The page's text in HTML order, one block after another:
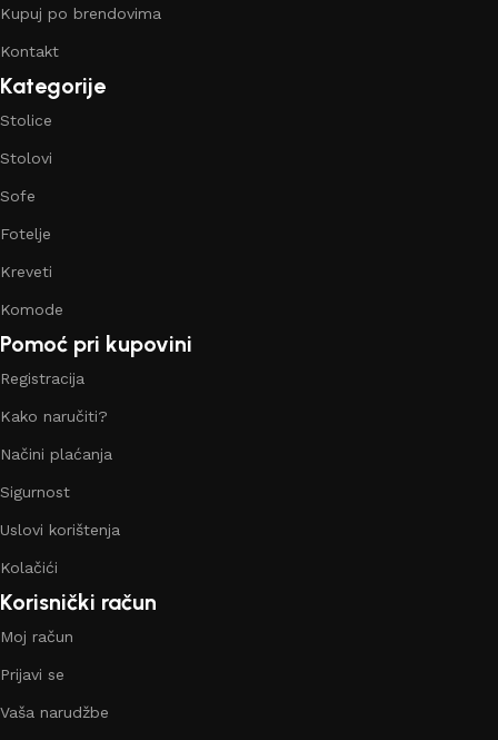
Kupuj po brendovima
Kontakt
Kategorije
Stolice
Stolovi
Sofe
Fotelje
Kreveti
Komode
Pomoć pri kupovini
Registracija
Kako naručiti?
Načini plaćanja
Sigurnost
Uslovi korištenja
Kolačići
Korisnički račun
Moj račun
Prijavi se
Vaša narudžbe